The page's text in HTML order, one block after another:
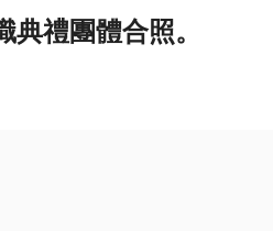
禮團體合照。